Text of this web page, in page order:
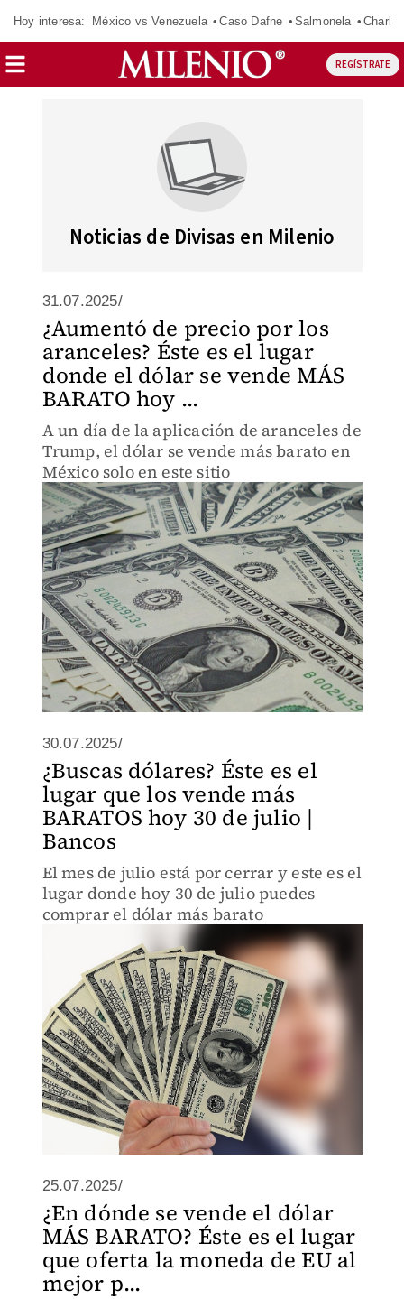
Hoy interesa: México vs Venezuela Caso Dafne Salmonela
REGÍSTRATE
Noticias de Divisas en Milenio
31.07.2025/
¿Aumentó de precio por los
aranceles? Éste es el lugar
donde el dólar se vende MÁS
BARATO hoy ...
A un día de la aplicación de aranceles de
Trump, el dólar se vende más barato en
México solo en este sitio
30.07.2025/
¿Buscas dólares? Éste es el
lugar que los vende más
BARATOS hoy 30 de julio |
Bancos
El mes de julio está por cerrar y este es el
lugar donde hoy 30 de julio puedes
comprar el dólar más barato
25.07.2025/
¿En dónde se vende el dólar
MÁS BARATO? Éste es el lugar
que oferta la moneda de EU al
mejor p...